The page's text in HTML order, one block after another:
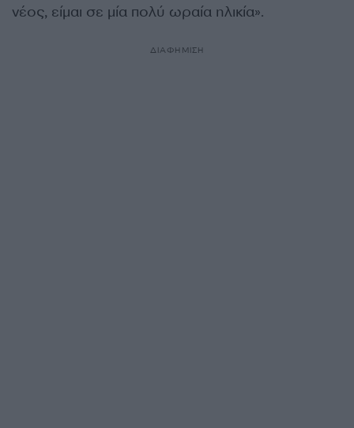
νέος, είμαι σε μία πολύ ωραία ηλικία».
ΔΙΑΦΗΜΙΣΗ